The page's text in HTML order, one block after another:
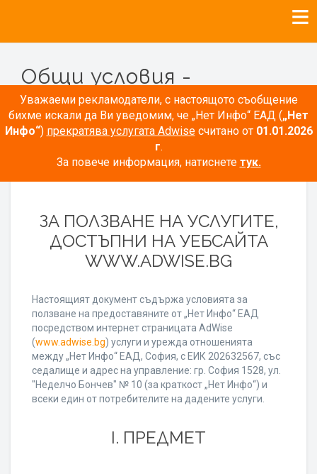
Уважаеми рекламодатели, с настоящото съобщение
бихме искали да Ви уведомим, че „Нет Инфо“ ЕАД („Нет
Инфо“) прекратява услугата Adwiseсчитано от 01.01.2026
г.
За повече информация, натиснете тук.
Общи условия -
Рекламодатели
ОБЩИ УСЛОВИЯ
ЗА ПОЛЗВАНЕ НА УСЛУГИТЕ,
ДОСТЪПНИ НА УЕБСАЙТА
WWW.ADWISE.BG
Настоящият документ съдържа условията за
ползване на предоставяните от „Нет Инфо“ ЕАД
посредством интернет страницата AdWise
(www.adwise.bg) услуги и урежда отношенията
между „Нет Инфо“ ЕАД, София, с ЕИК 202632567, със
седалище и адрес на управление: гр. София 1528, ул.
"Неделчо Бончев" № 10 (за краткост „Нет Инфо“) и
всеки един от потребителите на дадените услуги.
І. ПРЕДМЕТ